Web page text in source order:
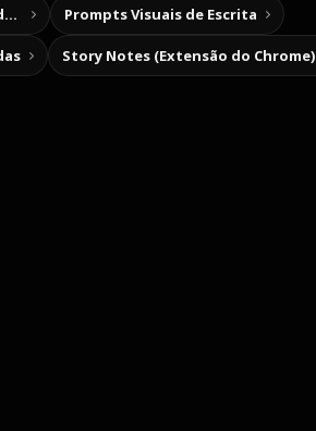
Cria as tuas próprias aventuras de escolha Prompts Visuais de Escrita
Story Notes (Extensão do Chrome)